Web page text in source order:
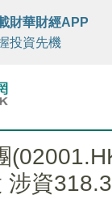
FINTV FINMETA
財華財經APP
投資先機
涉資